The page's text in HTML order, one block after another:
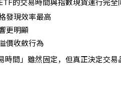
的交易時間與指數現貨運行完全
發現效率最高
更明顯
價收斂行為
時間」雖然固定，但真正決定交